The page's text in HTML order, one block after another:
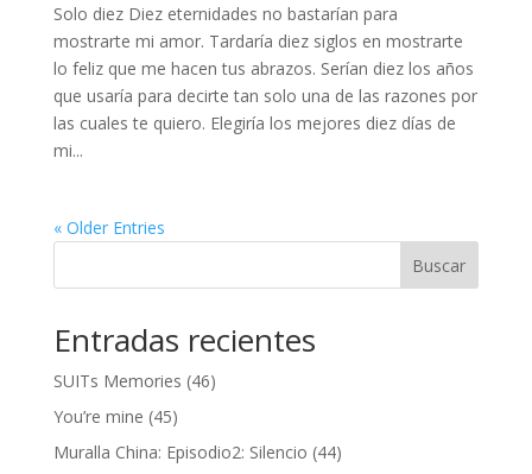
Solo diez Diez eternidades no bastarían para
mostrarte mi amor. Tardaría diez siglos en mostrarte
lo feliz que me hacen tus abrazos. Serían diez los años
que usaría para decirte tan solo una de las razones por
las cuales te quiero. Elegiría los mejores diez días de
mi...
« Older Entries
Buscar
Entradas recientes
SUITs Memories (46)
You’re mine (45)
Muralla China: Episodio2: Silencio (44)